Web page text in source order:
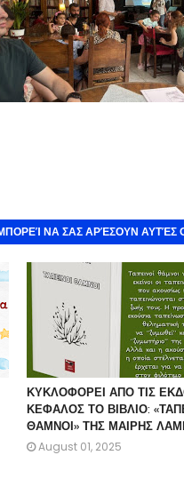
ΝΑ ΣΑΣ ΑΡΈΣΟΥΝ ΑΥΤΈΣ
ΚΥΚΛΟΦΟΡΕΙ ΑΠΟ ΤΙΣ
ΚΕΦΑΛΟΣ ΤΟ ΒΙΒΛΙΟ:
ΘΑΜΝΟΙ» ΤΗΣ ΜΑΙΡΗΣ
August 01, 2025